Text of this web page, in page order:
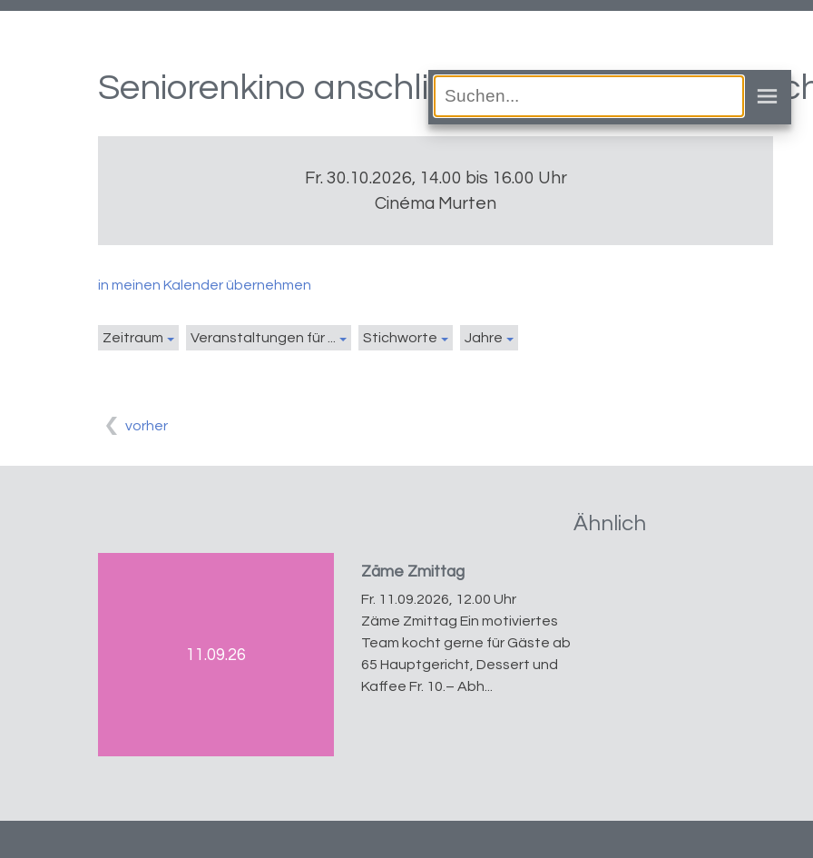
Seniorenkino anschliessend Kaffee und
Fr. 30.10.2026, 14.00 bis 16.00 Uhr
Cinéma Murten
in meinen Kalender übernehmen
Zeitraum Veranstaltungen für ... Stichworte Jahre
vorher
Ähnlich
11.09.26
Zäme Zmittag
Fr. 11.09.2026, 12.00 Uhr
Zäme Zmittag Ein motiviertes
Team kocht gerne für Gäste ab
65 Hauptgericht, Dessert und
Kaffee Fr. 10.– Abh...